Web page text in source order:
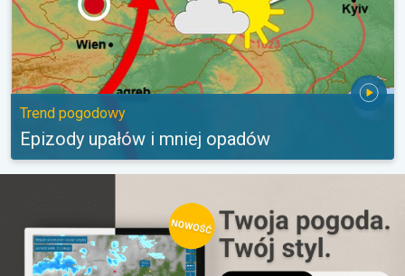
Trend pogodowy
Epizody upałów i mniej opadów